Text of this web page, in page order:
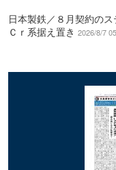
日本製鉄／８月契約の
Ｃｒ系据え置き 2026/8/7